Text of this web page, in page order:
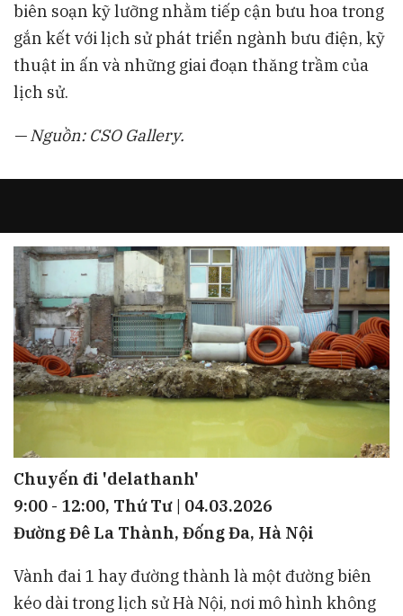
biên soạn kỹ lưỡng nhằm tiếp cận bưu hoa trong
gắn kết với lịch sử phát triển ngành bưu điện, kỹ
thuật in ấn và những giai đoạn thăng trầm của
lịch sử.
— Nguồn: CSO Gallery.
Chuyến đi 'delathanh'
9:00 - 12:00, Thứ Tư | 04.03.2026
Đường Đê La Thành, Đống Đa, Hà Nội
Vành đai 1 hay đường thành là một đường biên
kéo dài trong lịch sử Hà Nội, nơi mô hình không